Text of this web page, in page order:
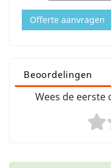
Offerte aanvragen
Beoordelingen
Wees de